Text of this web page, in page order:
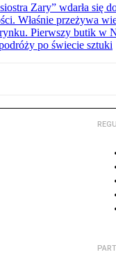
Zary” wdarła się
Właśnie przeżywa
Pierwszy butik w
po świecie sztuki